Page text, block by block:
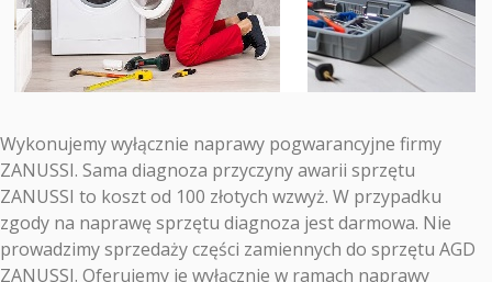
Wykonujemy wyłącznie naprawy pogwarancyjne firmy
ZANUSSI. Sama diagnoza przyczyny awarii sprzętu
ZANUSSI to koszt od 100 złotych wzwyż. W przypadku
zgody na naprawę sprzętu diagnoza jest darmowa. Nie
prowadzimy sprzedaży części zamiennych do sprzętu AGD
ZANUSSI. Oferujemy je wyłącznie w ramach naprawy